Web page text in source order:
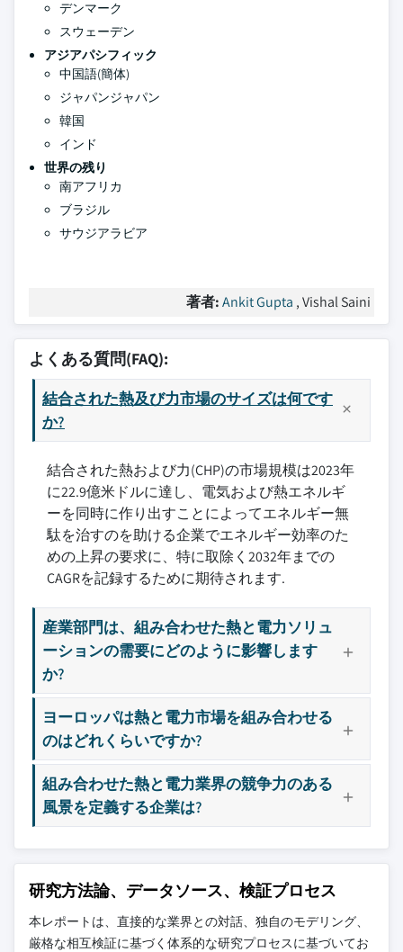
デンマーク
スウェーデン
アジアパシフィック
中国語(簡体)
ジャパンジャパン
韓国
インド
世界の残り
南アフリカ
ブラジル
サウジアラビア
著者:Ankit Gupta , Vishal Saini
よくある質問(FAQ):
結合された熱及び力市場のサイズは何です
か?
結合された熱および力(CHP)の市場規模は2023年
に22.9億米ドルに達し、電気および熱エネルギ
ーを同時に作り出すことによってエネルギー無
駄を治すのを助ける企業でエネルギー効率のた
めの上昇の要求に、特に取除く2032年までの
CAGRを記録するために期待されます.
産業部門は、組み合わせた熱と電力ソリュ
ーションの需要にどのように影響します
か?
ヨーロッパは熱と電力市場を組み合わせる
のはどれくらいですか?
組み合わせた熱と電力業界の競争力のある
風景を定義する企業は?
研究方法論、データソース、検証プロセス
本レポートは、直接的な業界との対話、独自のモデリング、
厳格な相互検証に基づく体系的な研究プロセスに基づいてお